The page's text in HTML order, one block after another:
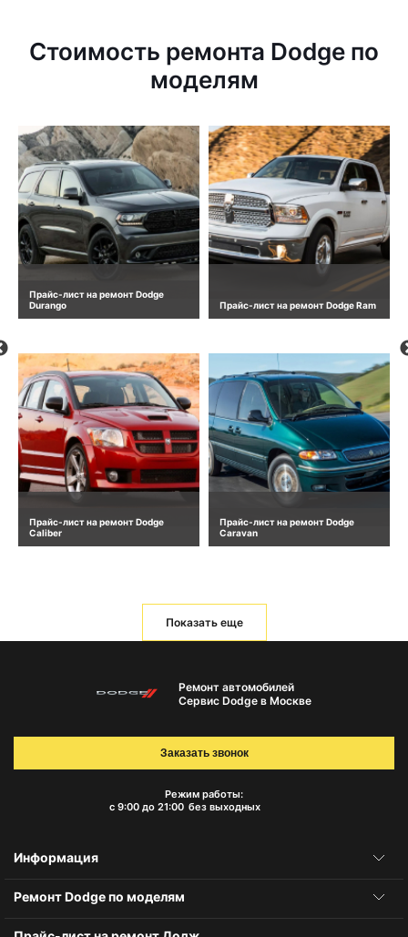
Стоимость ремонта Dodge по
моделям
Прайс-лист на ремонт Dodge
Durango
Прайс-лист на ремонт Dodge
Caliber
Прайс-лист на ремонт Dodge Ram
Прайс-лист на ремонт Dodge
Caravan
Показать еще
Ремонт автомобилей
Сервис Dodge в Москве
Режим работы:
с 9:00 до 21:00 без выходных
Заказать звонок
Информация
Ремонт Dodge по моделям